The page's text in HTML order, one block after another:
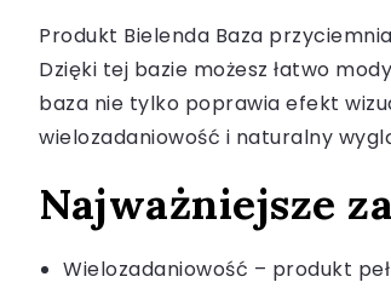
Produkt Bielenda Baza
Dzięki tej bazie możesz łatwo
baza nie tylko poprawia efekt
wielozadaniowość i naturalny
Najważniejsze
Wielozadaniowość – produkt